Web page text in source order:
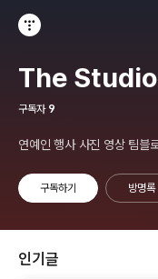
The Studio
구독자 9
구독하기 방명록
인기글